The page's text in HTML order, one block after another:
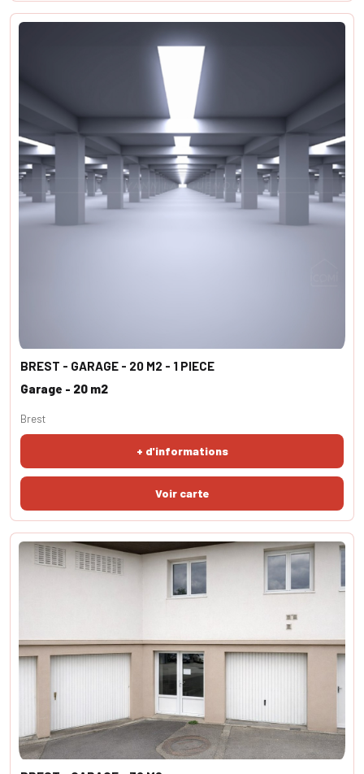
BREST - GARAGE - 20 M2 - 1 PIECE
Garage - 20 m2
+ d'informations
Brest